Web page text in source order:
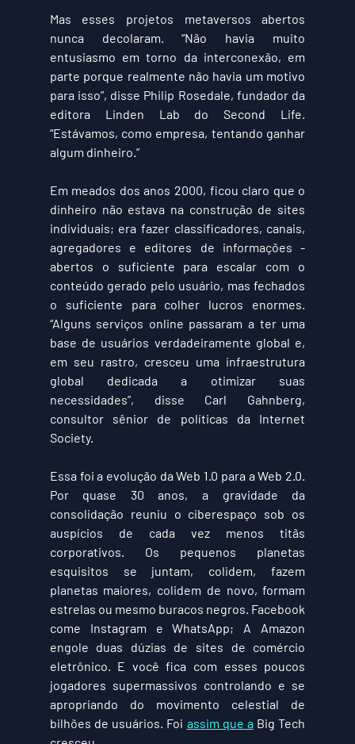
Mas esses projetos metaversos abertos
nunca decolaram. “Não havia muito
entusiasmo em torno da interconexão, em
parte porque realmente não havia um motivo
para isso”, disse Philip Rosedale, fundador da
editora Linden Lab do Second Life.
“Estávamos, como empresa, tentando ganhar
algum dinheiro.”
Em meados dos anos 2000, ficou claro que o
dinheiro não estava na construção de sites
individuais; era fazer classificadores, canais,
agregadores e editores de informações -
abertos o suficiente para escalar com o
conteúdo gerado pelo usuário, mas fechados
o suficiente para colher lucros enormes.
“Alguns serviços online passaram a ter uma
base de usuários verdadeiramente global e,
em seu rastro, cresceu uma infraestrutura
global dedicada a otimizar suas
necessidades”, disse Carl Gahnberg,
consultor sênior de políticas da Internet
Society.
Essa foi a evolução da Web 1.0 para a Web 2.0.
Por quase 30 anos, a gravidade da
consolidação reuniu o ciberespaço sob os
auspícios de cada vez menos titãs
corporativos. Os pequenos planetas
esquisitos se juntam, colidem, fazem
planetas maiores, colidem de novo, formam
estrelas ou mesmo buracos negros. Facebook
come Instagram e WhatsApp; A Amazon
engole duas dúzias de sites de comércio
eletrônico. E você fica com esses poucos
jogadores supermassivos controlando e se
apropriando do movimento celestial de
bilhões de usuários. Foi assim que a Big Tech